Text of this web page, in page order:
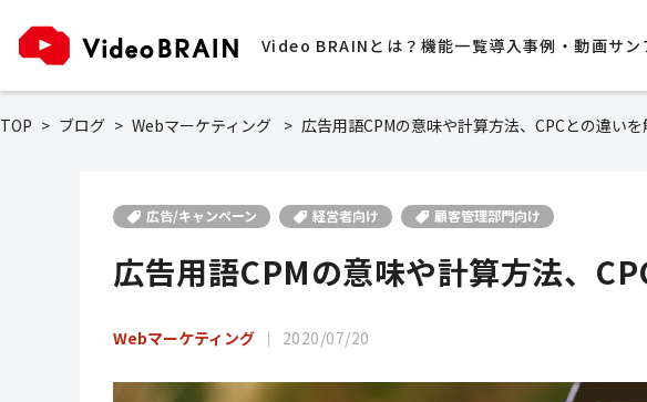
Video BRAINとは？ 機能一覧導入事例・動画サ
TOP ブログ Webマーケティング 広告用語CPMの意味や計算方法、CPCとの違いを
広告用語CPMの意味や計算方法、
広告/キャンペーン 経営者向け 顧客管理部門向け
Webマーケティング 2020/07/20